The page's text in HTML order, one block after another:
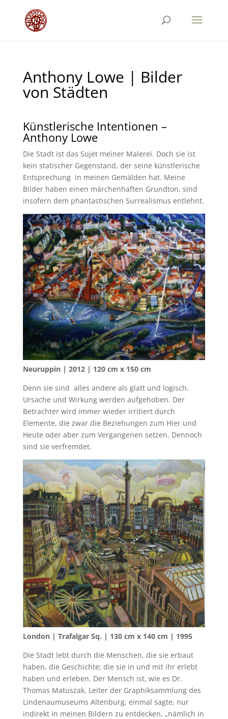
Anthony Lowe | Bilder
von Städten
Künstlerische Intentionen –
Anthony Lowe
Die Stadt ist das Sujet meiner Malerei. Doch sie ist
kein statischer Gegenstand, der seine künstlerische
Entsprechung in meinen Gemälden hat. Meine
Bilder haben einen märchenhaften Grundton, sind
insofern dem phantastischen Surrealismus entlehnt.
Neuruppin | 2012 | 120 cm x 150 cm
Denn sie sind alles andere als glatt und logisch.
Ursache und Wirkung werden aufgehoben. Der
Betrachter wird immer wieder irritiert durch
Elemente, die zwar die Beziehungen zum Hier und
Heute oder aber zum Vergangenen setzen. Dennoch
sind sie verfremdet.
London | Trafalgar Sq. | 130 cm x 140 cm | 1995
Die Stadt lebt durch die Menschen, die sie erbaut
haben, die Geschichte; die sie in und mit ihr erlebt
haben und erleben. Der Mensch ist, wie es Dr.
Thomas Matuszak, Leiter der Graphiksammlung des
Lindenaumuseums Altenburg, einmal sagte, nur
indirekt in meinen Bildern zu entdecken, „nämlich in